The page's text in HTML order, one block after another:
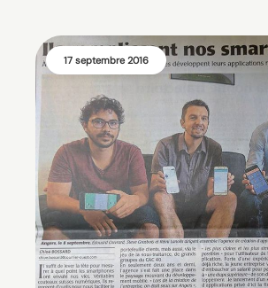
17 septembre 2016